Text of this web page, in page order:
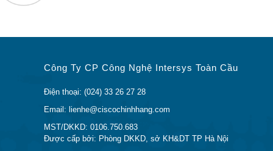
Tỷ lệ triệt tiêu chế độ bên
Công suất đầu ra khi truyền đi
Người nhận
Bước sóng hoạt động
Tốc độ dữ liệu
Công Ty CP Công Nghệ Intersys Toàn Cầu
Điện thoại: (024) 33 26 27 28
Email: lienhe@ciscochinhhang.com
MST/DKKD: 0106.750.683
Được cấp bởi: Phòng DKKD, sở KH&DT TP Hà Nội